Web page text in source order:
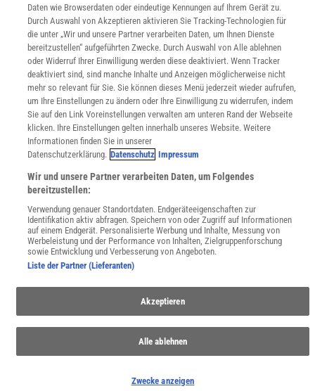
Sprachen lernen mit Gymglish
Lexika
Für Spektrum schreiben
Zugänglichkeitserklärung
WEBSEITEN
KielSCN
Wissenschaft in die Schulen
SciLogs
Uns finden Sie auch hier:
Daten wie Browserdaten oder eindeutige Kennungen auf Ihrem Gerät zu.
Durch Auswahl von Akzeptieren aktivieren Sie Tracking-Technologien für
die unter „Wir und unsere Partner verarbeiten Daten, um Ihnen Dienste
bereitzustellen“ aufgeführten Zwecke. Durch Auswahl von Alle ablehnen
oder Widerruf Ihrer Einwilligung werden diese deaktiviert. Wenn Tracker
deaktiviert sind, sind manche Inhalte und Anzeigen möglicherweise nicht
mehr so relevant für Sie. Sie können dieses Menü jederzeit wieder aufrufen,
um Ihre Einstellungen zu ändern oder Ihre Einwilligung zu widerrufen, indem
Sie auf den Link Voreinstellungen verwalten am unteren Rand der Webseite
klicken. Ihre Einstellungen gelten innerhalb unseres Website. Weitere
Informationen finden Sie in unserer
Datenschutzerklärung. Datenschutz Impressum
Wir und unsere Partner verarbeiten Daten, um Folgendes
bereitzustellen:
Verwendung genauer Standortdaten. Endgeräteeigenschaften zur
Identifikation aktiv abfragen. Speichern von oder Zugriff auf Informationen
auf einem Endgerät. Personalisierte Werbung und Inhalte, Messung von
Werbeleistung und der Performance von Inhalten, Zielgruppenforschung
sowie Entwicklung und Verbesserung von Angeboten.
Liste der Partner (Lieferanten)
Akzeptieren
Alle ablehnen
Zwecke anzeigen